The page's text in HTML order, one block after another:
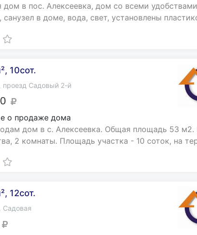
дом в пос. Алексеевка, дом со всеми
санузел в доме, вода, свет, установлены
10сот.
проезд Садовый 2-й
о продаже дома
дом в с. Алексеевка. Общая площадь 53 м2.
2 комнаты. Площадь участка - 10 соток, на
12сот.
Садовая